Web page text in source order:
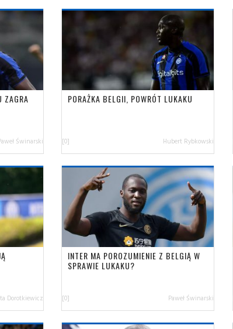
ZAGRA
Świnarski
PORAŻKA BELGII, POWRÓT LUKAKU
[0] Hubert Rybkowski
Dorotkiewicz
INTER MA POROZUMIENIE Z BELGIĄ W
SPRAWIE LUKAKU?
[0] Paweł Świnarski